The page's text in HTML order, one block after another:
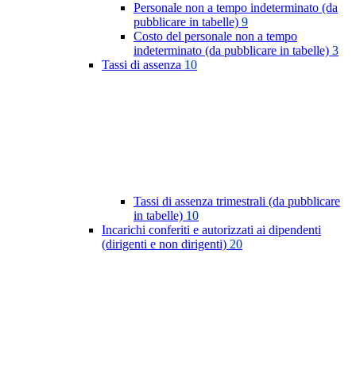
Personale non a tempo indeterminato (da
pubblicare in tabelle) 9
Costo del personale non a tempo
indeterminato (da pubblicare in tabelle) 3
Tassi di assenza 10
Tassi di assenza trimestrali (da pubblicare
in tabelle) 10
Incarichi conferiti e autorizzati ai dipendenti
(dirigenti e non dirigenti) 20